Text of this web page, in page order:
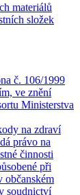
materiálů
složek
č. 106/1999
ve znění
Ministerstva
na zdraví
právo na
činnosti
při
občanském
soudnictví